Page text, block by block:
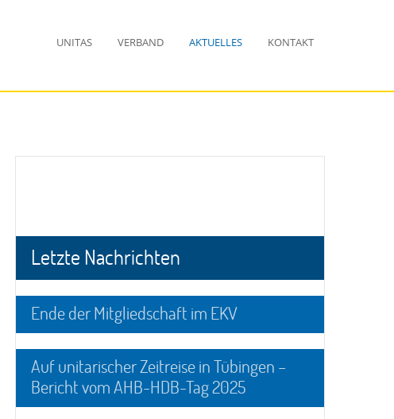
UNITAS VERBAND AKTUELLES KONTAKT
Letzte Nachrichten
Ende der Mitgliedschaft im EKV
Auf unitarischer Zeitreise in Tübingen –
Bericht vom AHB-HDB-Tag 2025